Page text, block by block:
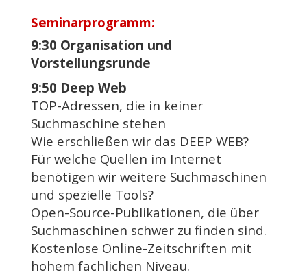
Seminarprogramm:
9:30 Organisation und
Vorstellungsrunde
9:50 Deep Web
TOP-Adressen, die in keiner
Suchmaschine stehen
Wie erschließen wir das DEEP WEB?
Für welche Quellen im Internet
benötigen wir weitere Suchmaschinen
und spezielle Tools?
Open-Source-Publikationen, die über
Suchmaschinen schwer zu finden sind.
Kostenlose Online-Zeitschriften mit
hohem fachlichen Niveau.